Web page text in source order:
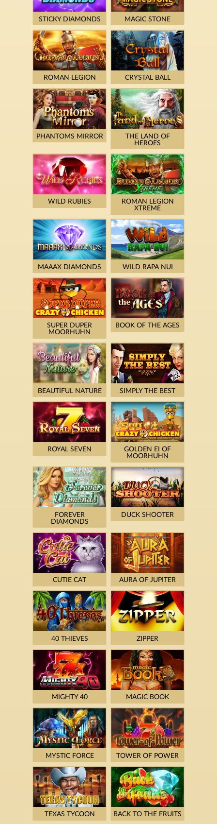
STICKY DIAMONDS MAGIC STONE
ROMAN LEGION CRYSTAL BALL
PHANTOMS MIRROR
THE LAND OF
HEROES
WILD RUBIES
ROMAN LEGION
XTREME
MAAAX DIAMONDS WILD RAPA NUI
SUPER DUPER
MOORHUHN
BOOK OF THE AGES
BEAUTIFUL NATURE SIMPLY THE BEST
ROYAL SEVEN
GOLDEN EI OF
MOORHUHN
FOREVER
DIAMONDS
DUCK SHOOTER
CUTIE CAT AURA OF JUPITER
40 THIEVES ZIPPER
MIGHTY 40 MAGIC BOOK
MYSTIC FORCE TOWER OF POWER
TEXAS TYCOON BACK TO THE FRUITS